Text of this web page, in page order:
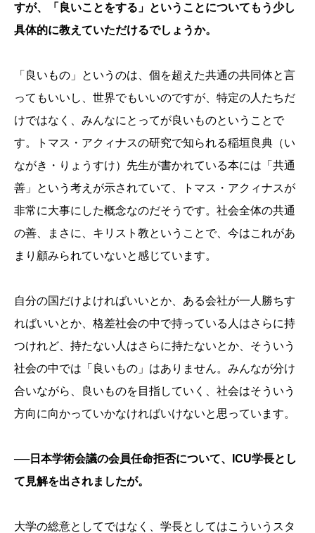
すが、「良いことをする」ということについてもう少し
具体的に教えていただけるでしょうか。
「良いもの」というのは、個を超えた共通の共同体と言
ってもいいし、世界でもいいのですが、特定の人たちだ
けではなく、みんなにとってが良いものということで
す。トマス・アクィナスの研究で知られる稲垣良典（い
ながき・りょうすけ）先生が書かれている本には「共通
善」という考えが示されていて、トマス・アクィナスが
非常に大事にした概念なのだそうです。社会全体の共通
の善、まさに、キリスト教ということで、今はこれがあ
まり顧みられていないと感じています。
自分の国だけよければいいとか、ある会社が一人勝ちす
ればいいとか、格差社会の中で持っている人はさらに持
つけれど、持たない人はさらに持たないとか、そういう
社会の中では「良いもの」はありません。みんなが分け
合いながら、良いものを目指していく、社会はそういう
方向に向かっていかなければいけないと思っています。
──日本学術会議の会員任命拒否について、ICU学長とし
て見解を出されましたが。
大学の総意としてではなく、学長としてはこういうスタ